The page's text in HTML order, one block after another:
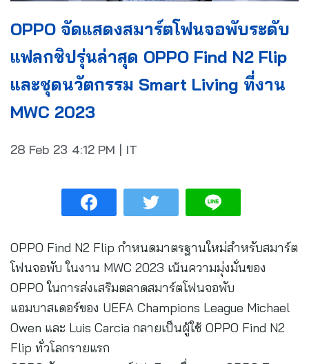
OPPO จัดแสดงสมาร์ตโฟนจอพับระดับ
แฟลกชิปรุ่นล่าสุด OPPO Find N2 Flip
และชุดนวัตกรรม Smart Living ที่งาน
MWC 2023
28 Feb 23 4:12 PM | IT
OPPO Find N2 Flip กำหนดมาตรฐานใหม่สำหรับสมาร์ต
โฟนจอพับ ในงาน MWC 2023 เน้นความมุ่งมั่นของ
OPPO ในการส่งเสริมตลาดสมาร์ตโฟนจอพับ
แอมบาสเดอร์ของ UEFA Champions League Michael
Owen และ Luis Carcia กลายเป็นผู้ใช้ OPPO Find N2
Flip ทั่วโลกรายแรก